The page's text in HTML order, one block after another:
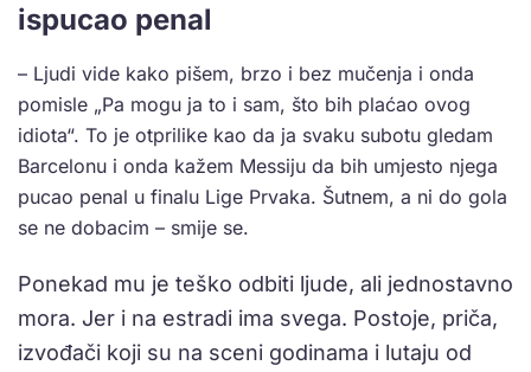
ispucao penal
– Ljudi vide kako pišem, brzo i bez mučenja i onda
pomisle „Pa mogu ja to i sam, što bih plaćao ovog
idiota“. To je otprilike kao da ja svaku subotu gledam
Barcelonu i onda kažem Messiju da bih umjesto njega
pucao penal u finalu Lige Prvaka. Šutnem, a ni do gola
se ne dobacim – smije se.
Ponekad mu je teško odbiti ljude, ali jednostavno
mora. Jer i na estradi ima svega. Postoje, priča,
izvođači koji su na sceni godinama i lutaju od